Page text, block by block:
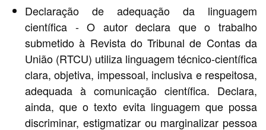
Declaração de adequação da linguagem
científica - O autor declara que o trabalho
submetido à Revista do Tribunal de Contas da
União (RTCU) utiliza linguagem técnico-científica
clara, objetiva, impessoal, inclusiva e respeitosa,
adequada à comunicação científica. Declara,
ainda, que o texto evita linguagem que possa
discriminar, estigmatizar ou marginalizar pessoa